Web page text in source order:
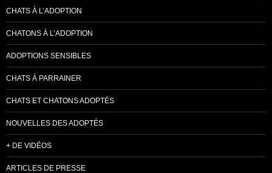
CHATS À L’ADOPTION
CHATONS À L’ADOPTION
ADOPTIONS SENSIBLES
CHATS À PARRAINER
CHATS ET CHATONS ADOPTÉS
NOUVELLES DES ADOPTÉS
+ DE VIDÉOS
ARTICLES DE PRESSE